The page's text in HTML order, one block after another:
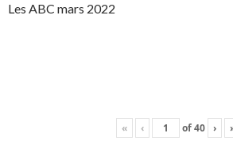
Les ABC mars 2022
« ‹ of40 ›